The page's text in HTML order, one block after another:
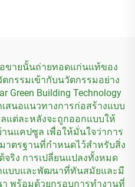
ขายนั้นถ่ายทอดแก่นแท้ของ
กรรมเข้ากับนวัตกรรมอย่าง
Green Building Technology
เสนอแนวทางการก่อสร้างแบบ
แต่ละหลังจะถูกออกแบบให้
นแคปซูล เพื่อให้มั่นใจว่าการ
าตรฐานที่กำหนดไว้สำหรับสิ่ง
ริง การเปลี่ยนแปลงทั้งหมด
แบบและพัฒนาที่ทันสมัยและมี
พร้อมด้วยกรอบการทำงานที่